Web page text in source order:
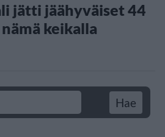
jätti jäähyväiset 44
keikalla